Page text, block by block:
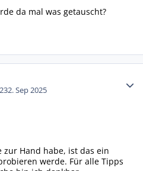
da mal was getauscht?
2. Sep 2025
zur Hand habe, ist das ein
werde. Für alle Tipps